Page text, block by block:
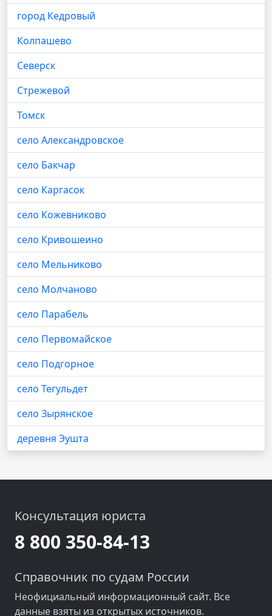
город Кедровый
Колпашево
Северск
Стрежевой
Томск
село Александровское
село Бакчар
село Каргасок
село Кожевниково
село Кривошеино
село Мельниково
село Молчаново
село Парабель
село Первомайское
село Подгорное
село Тегульдет
село Зырянское
деревня Эушта
Консультация юриста
8 800 350-84-13
Справочник по судам России
Неофициальный информационный сайт. Все
данные взяты из открытых источников.